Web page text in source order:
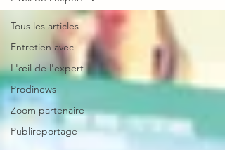
Tous les articles
Entretien avec
L'œil de l'expert
Prodinews
Zoom partenaire
Publireportage